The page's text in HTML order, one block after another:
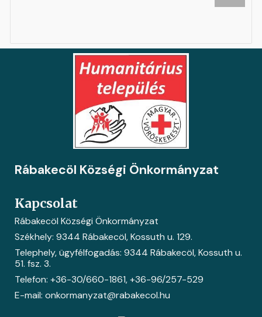
Rábakecöl Községi Önkormányzat
Kapcsolat
Rábakecöl Községi Önkormányzat
Székhely: 9344 Rábakecöl, Kossuth u. 129.
Telephely, ügyfélfogadás: 9344 Rábakecöl, Kossuth u.
51. fsz. 3.
Telefon: +36-30/660-1861, +36-96/257-529
E-mail: onkormanyzat@rabakecol.hu